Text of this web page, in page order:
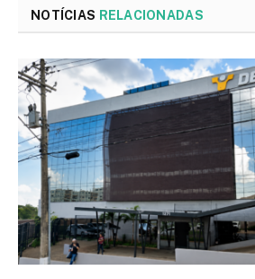
NOTÍCIAS RELACIONADAS